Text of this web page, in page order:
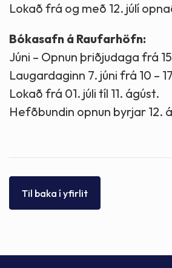
Lokað frá og með 12. júlí
Bókasafn á Raufarhöfn:
Júni – Opnun þriðjudaga frá 15
Laugardaginn 7. júni frá 10 –
Lokað frá 01. júli tíl 11. ágúst.
Hefðbundin opnun byrjar 12.
Til baka í yfirlit